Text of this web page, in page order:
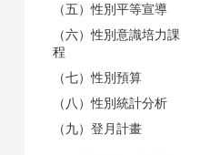
（五）性別平等宣導
（六）性別意識培力課
程
（七）性別預算
（八）性別統計分析
（九）登月計畫